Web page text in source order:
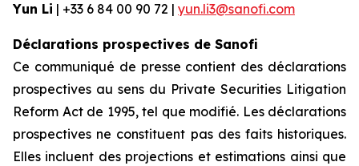
Yun Li | +33 6 84 00 90 72 | yun.li3@sanofi.com
Déclarations prospectives de Sanofi
Ce communiqué de presse contient des déclarations
prospectives au sens du Private Securities Litigation
Reform Act de 1995, tel que modifié. Les déclarations
prospectives ne constituent pas des faits historiques.
Elles incluent des projections et estimations ainsi que